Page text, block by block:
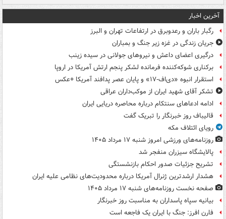
آخرین اخبار
رگبار باران و رعدوبرق در ارتفاعات تهران و البرز
جریان زندگی در غزه زیر جنگ و بمباران
درگیری اعضای داعش و نیروهای جولانی در سیده زینب
برکناری شوکه‌کننده فرمانده لشکر پنجم ارتش آمریکا در اروپا
استقرار انبوه «دی‌اف‑۱۷» و پایان عصر پدافند آمریکا +عکس
تشکر آقای شهید ایران از موکب‌داران عراقی
ادامه ادعاهای سنتکام درباره محاصره دریایی ایران
قالیباف روز خبرنگار را تبریک گفت
رویای ائتلاف مکه
روزنامه‌های ورزشی امروز ‌شنبه ۱۷ مرداد ۱۴۰۵
پالایشگاه سیزران منفجر شد
تشریح جزئیات صدور احکام بازنشستگی
هشدار ارشدترین ژنرال آمریکا درباره محدودیت‌های نظامی علیه ایران
صفحه نخست روزنامه‌های شنبه ۱۷ مرداد ۱۴۰۵
بیانیه سپاه پاسداران به مناسبت روز خبرنگار
فارن افرز: جنگ با ایران یک فاجعه است